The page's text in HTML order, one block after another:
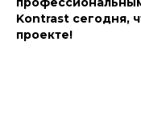
Kontrast сегодня,
проекте!